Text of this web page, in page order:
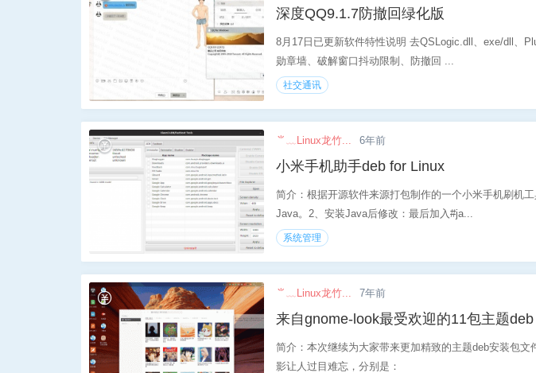
深度QQ9.1.7防撤回绿化版
8月17日已更新软件特性说明 去QSLogic.dll、exe/dll、
勋章墙、破解窗口抖动限制、防撤回 ...
社交通讯
⺌﹏Linux龙竹... 6年前
小米手机助手deb for Linux
简介：根据开源软件来源打包制作的一个小米手机刷机
Java。2、安装Java后修改：最后加入#ja...
系统管理
⺌﹏Linux龙竹... 7年前
来自gnome-look最受欢迎的11包主题deb
简介：本次继续为大家带来更加精致的主题deb安装包
影让人过目难忘，分别是：